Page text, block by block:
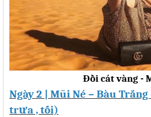
Đồi cát vàng -
Ngày 2 | Mũi Né – Bàu
trưa , tối)